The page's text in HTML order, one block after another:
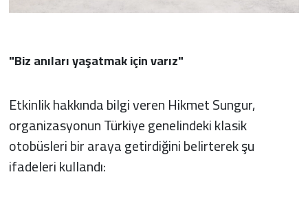
"Biz anıları yaşatmak için varız"
Etkinlik hakkında bilgi veren Hikmet Sungur,
organizasyonun Türkiye genelindeki klasik
otobüsleri bir araya getirdiğini belirterek şu
ifadeleri kullandı: